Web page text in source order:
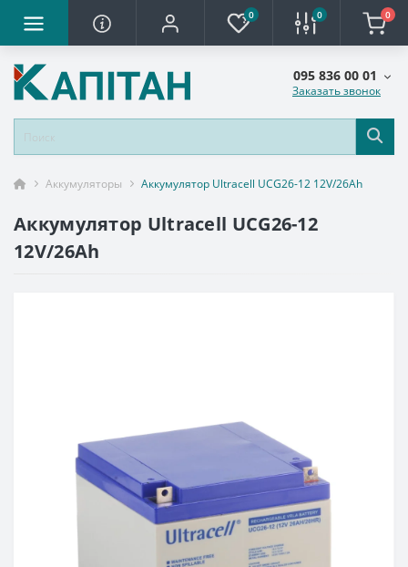
0 0 0
095 836 00 01
Заказать звонок
Аккумуляторы Аккумулятор Ultracell UCG26-12 12V/26Ah
Аккумулятор Ultracell UCG26-12
12V/26Ah